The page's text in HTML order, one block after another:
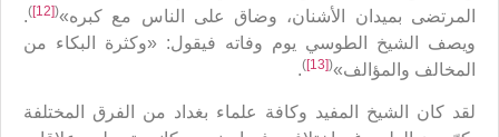
المرتضى بميدان الأشنان، وضاق على الناس مع كبره»(
[12]
)
.
ويصف الشيخ الطوسي يوم وفاته فيقول: «وكثرة البكاء من
المخالف والمؤالف»(
[13]
)
.
لقد كان الشيخ المفيد وكافة علماء بغداد من الفرق المختلفة